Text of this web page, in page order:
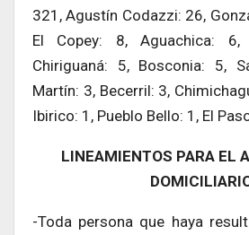
321, Agustín Codazzi: 26,
El Copey: 8, Aguachica:
Chiriguaná: 5, Bosconia: 5,
Martín: 3, Becerril: 3,
Ibirico: 1, Pueblo Bello: 1, El
LINEAMIENTOS PARA EL
-Toda persona que haya